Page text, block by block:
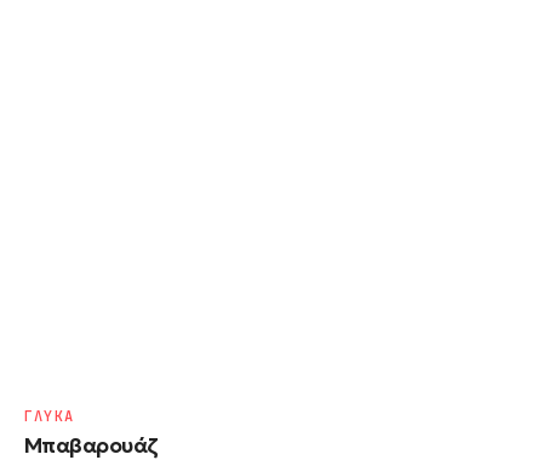
Μπαβαρουάζ
ΓΛΥΚΑ